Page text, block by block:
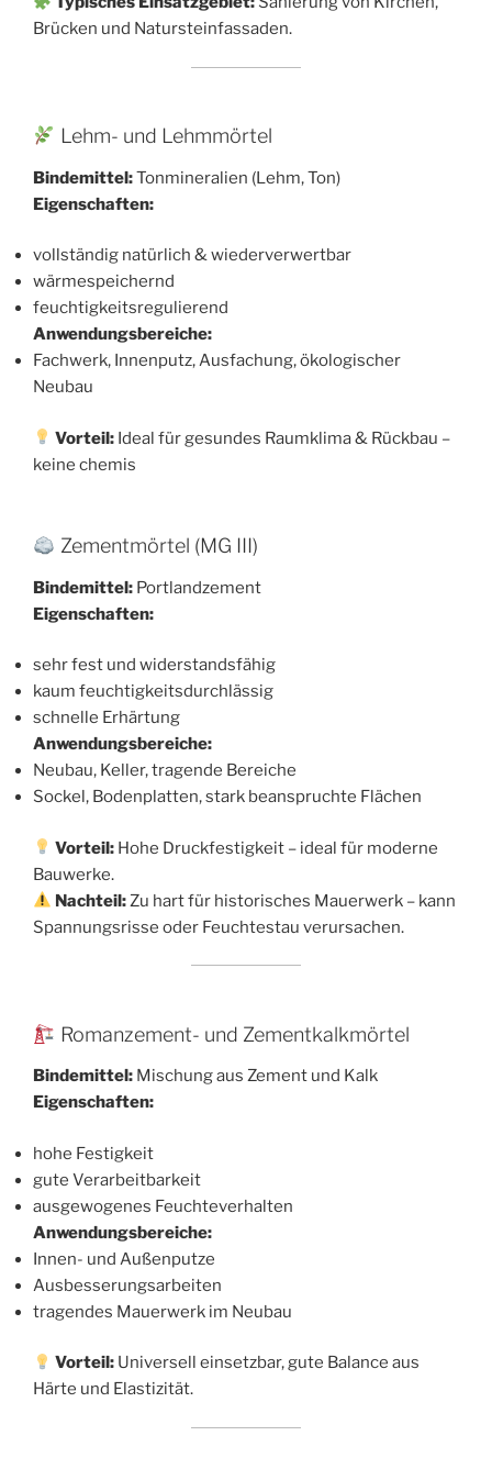
Brücken und Natursteinfassaden.
Lehm- und Lehmmörtel
Bindemittel:Tonmineralien (Lehm, Ton)
Eigenschaften:
vollständig natürlich & wiederverwertbar
wärmespeichernd
feuchtigkeitsregulierend
Anwendungsbereiche:
Fachwerk, Innenputz, Ausfachung, ökologischer
Neubau
Vorteil: Ideal für gesundes Raumklima & Rückbau –
keine chemis
Zementmörtel (MG III)
Bindemittel: Portlandzement
Eigenschaften:
sehr fest und widerstandsfähig
kaum feuchtigkeitsdurchlässig
schnelle Erhärtung
Anwendungsbereiche:
Neubau, Keller, tragende Bereiche
Sockel, Bodenplatten, stark beanspruchte Flächen
Vorteil: Hohe Druckfestigkeit – ideal für moderne
Bauwerke.
Nachteil:Zu hart für historisches Mauerwerk – kann
Spannungsrisse oder Feuchtestau verursachen.
Romanzement- und Zementkalkmörtel
Bindemittel: Mischung aus Zement und Kalk
Eigenschaften:
hohe Festigkeit
gute Verarbeitbarkeit
ausgewogenes Feuchteverhalten
Anwendungsbereiche:
Innen- und Außenputze
Ausbesserungsarbeiten
tragendes Mauerwerk im Neubau
Vorteil: Universell einsetzbar, gute Balance aus
Härte und Elastizität.